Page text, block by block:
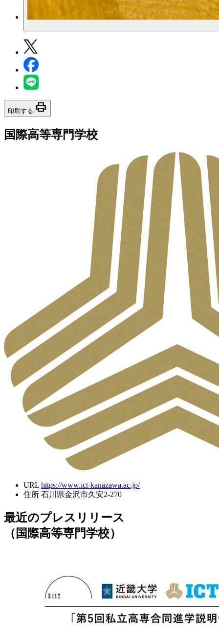
印刷する print
国際高等専門学校
URL https://www.ict-kanazawa.ac.jp/
住所 石川県金沢市久安2-270
最近のプレスリリース
（国際高等専門学校）